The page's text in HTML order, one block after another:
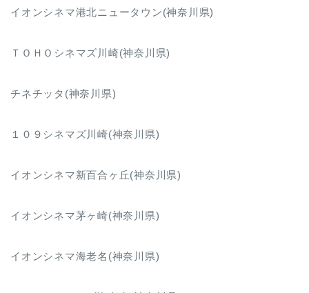
イオンシネマ港北ニュータウン(神奈川県)
ＴＯＨＯシネマズ川崎(神奈川県)
チネチッタ(神奈川県)
１０９シネマズ川崎(神奈川県)
イオンシネマ新百合ヶ丘(神奈川県)
イオンシネマ茅ヶ崎(神奈川県)
イオンシネマ海老名(神奈川県)